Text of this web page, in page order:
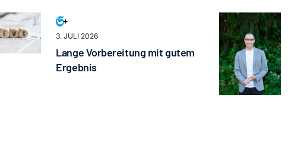
3. JULI 2026
Lange Vorbereitung mit gutem
Ergebnis